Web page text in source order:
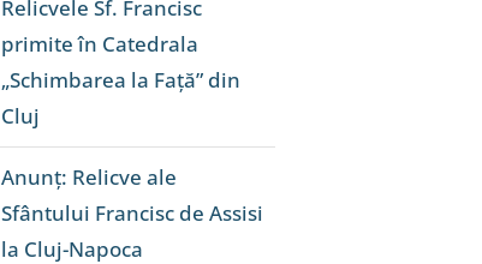
Relicvele Sf. Francisc
primite în Catedrala
„Schimbarea la Față” din
Cluj
Anunț: Relicve ale
Sfântului Francisc de Assisi
la Cluj-Napoca